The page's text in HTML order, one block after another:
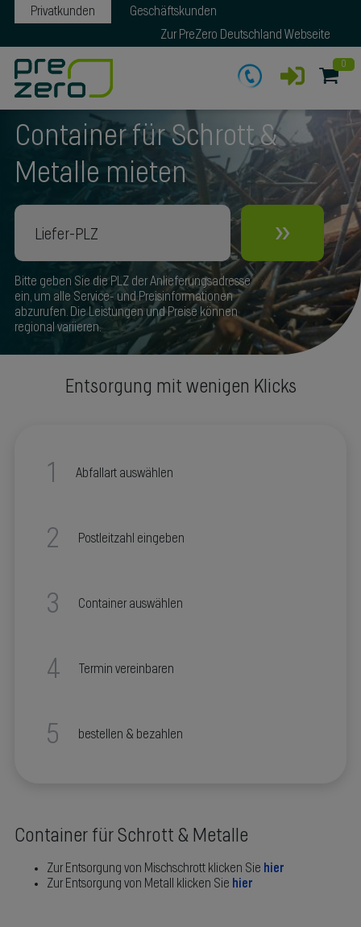
Privatkunden
Geschäftskunden
Zur PreZero Deutschland Webseite
0
Container für Schrott &
Metalle mieten
»
Bitte geben Sie die PLZ der Anlieferungsadresse
ein, um alle Service- und Preisinformationen
abzurufen. Die Leistungen und Preise können
regional variieren.
Entsorgung mit wenigen Klicks
1 Abfallart auswählen
2 Postleitzahl eingeben
3 Container auswählen
4 Termin vereinbaren
5 bestellen & bezahlen
Container für Schrott & Metalle
Zur Entsorgung von Mischschrott klicken Sie hier
Zur Entsorgung von Metall klicken Sie hier